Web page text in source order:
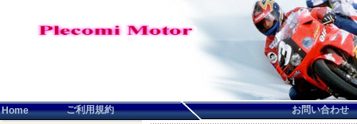
Home ご利用規約 お問い合わせ